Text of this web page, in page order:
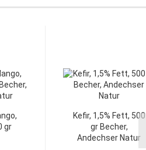
gr
Kefir, 1,5% Fett, 500
gr Becher,
Andechser Natur